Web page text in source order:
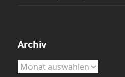
Archiv
Archiv